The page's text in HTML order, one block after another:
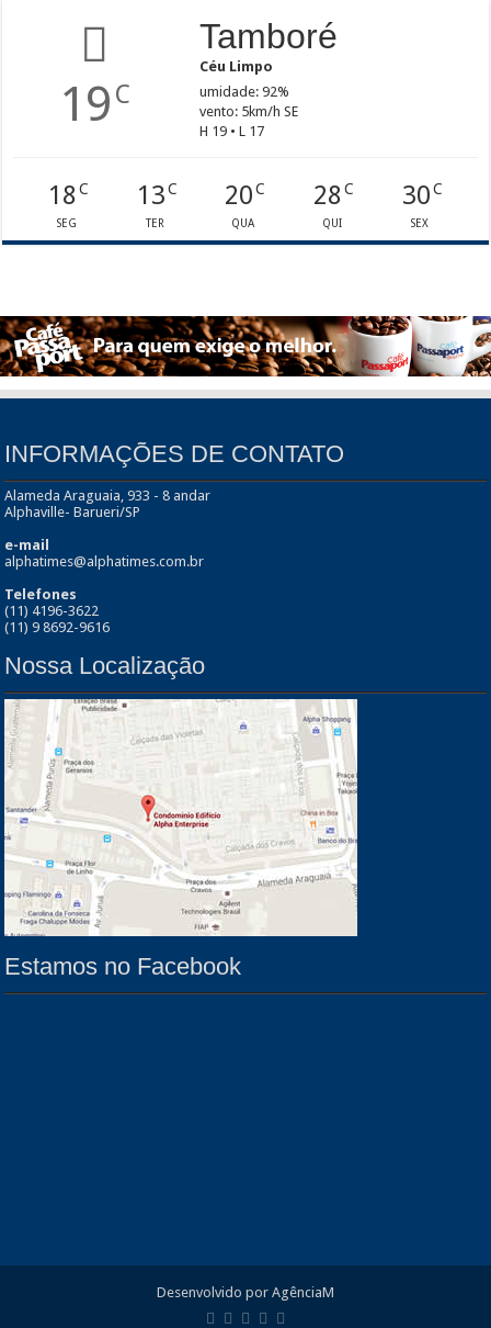
19 C
Tamboré
Céu Limpo
umidade: 92%
vento: 5km/h SE
H 19 • L 17
18C
SEG
13C
TER
20 C
QUA
28C
QUI
30C
SEX
INFORMAÇÕES DE CONTATO
Alameda Araguaia, 933 - 8 andar
Alphaville- Barueri/SP
e-mail
alphatimes@alphatimes.com.br
Telefones
(11) 4196-3622
(11) 9 8692-9616
Nossa Localização
Estamos no Facebook
Desenvolvido por AgênciaM